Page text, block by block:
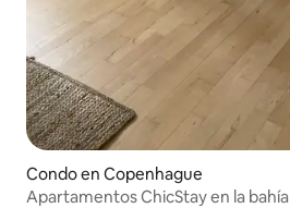
Condo en Copenhague
Apartamentos ChicStay en la bahía